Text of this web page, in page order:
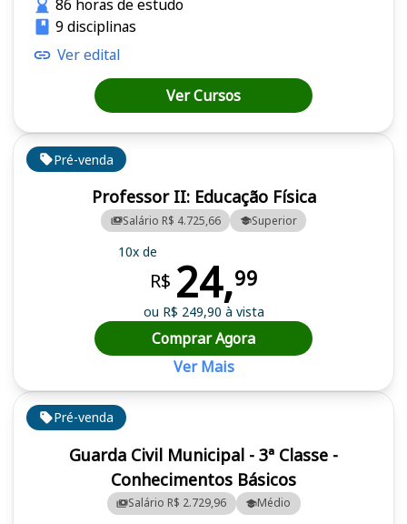
Pré-venda
Guarda Civil Municipal - 3ª Classe -
Conhecimentos Básicos
Salário R$ 2.729,96 Médio
Pré-venda
Professor II: Educação Física
Salário R$ 4.725,66 Superior
10x de
R$ 24,99
ou R$ 249,90 à vista
Comprar Agora
Ver Mais
86 horas de estudo
9 disciplinas
Ver edital
Ver Cursos